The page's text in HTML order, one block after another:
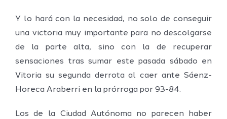
Y lo hará con la necesidad, no solo de conseguir
una victoria muy importante para no descolgarse
de la parte alta, sino con la de recuperar
sensaciones tras sumar este pasada sábado en
Vitoria su segunda derrota al caer ante Sáenz-
Horeca Araberri en la prórroga por 93-84.
Los de la Ciudad Autónoma no parecen haber